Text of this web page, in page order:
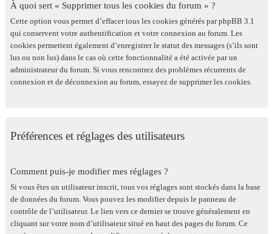
À quoi sert « Supprimer tous les cookies du forum » ?
Cette option vous permet d’effacer tous les cookies générés par phpBB 3.1
qui conservent votre authentification et votre connexion au forum. Les
cookies permettent également d’enregistrer le statut des messages (s’ils sont
lus ou non lus) dans le cas où cette fonctionnalité a été activée par un
administrateur du forum. Si vous rencontrez des problèmes récurrents de
connexion et de déconnexion au forum, essayez de supprimer les cookies.
Préférences et réglages des utilisateurs
Comment puis-je modifier mes réglages ?
Si vous êtes un utilisateur inscrit, tous vos réglages sont stockés dans la base
de données du forum. Vous pouvez les modifier depuis le panneau de
contrôle de l’utilisateur. Le lien vers ce dernier se trouve généralement en
cliquant sur votre nom d’utilisateur situé en haut des pages du forum. Ce